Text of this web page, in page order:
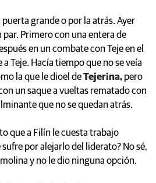
grande o por la atrás. Ayer
par. Primero con una entera de
en un combate con Teje en el
Teje. Hacía tiempo que no se veía
la que le dioel deTejerina, pero
un saque a vueltas rematado con
que no se quedan atrás.
que a Filín le cuesta trabajo
por alejarlo del liderato? No sé,
y no le dio ninguna opción.